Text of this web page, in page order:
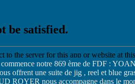
commence notre 869 ème de FDF :
offrent une suite de jig , reel et blue
ROYER nous accompagne dans le